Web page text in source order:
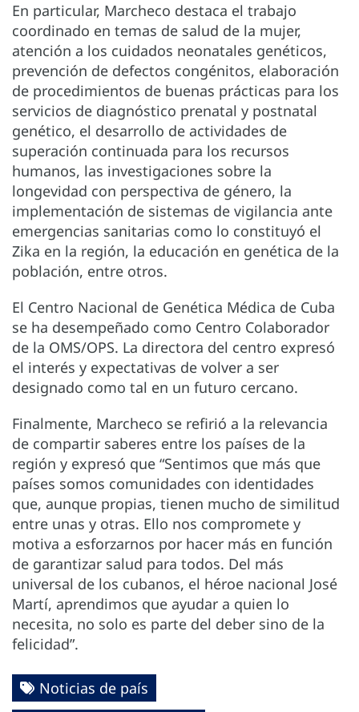
En particular, Marcheco destaca el trabajo
coordinado en temas de salud de la mujer,
atención a los cuidados neonatales genéticos,
prevención de defectos congénitos, elaboración
de procedimientos de buenas prácticas para los
servicios de diagnóstico prenatal y postnatal
genético, el desarrollo de actividades de
superación continuada para los recursos
humanos, las investigaciones sobre la
longevidad con perspectiva de género, la
implementación de sistemas de vigilancia ante
emergencias sanitarias como lo constituyó el
Zika en la región, la educación en genética de la
población, entre otros.
El Centro Nacional de Genética Médica de Cuba
se ha desempeñado como Centro Colaborador
de la OMS/OPS. La directora del centro expresó
el interés y expectativas de volver a ser
designado como tal en un futuro cercano.
Finalmente, Marcheco se refirió a la relevancia
de compartir saberes entre los países de la
región y expresó que “Sentimos que más que
países somos comunidades con identidades
que, aunque propias, tienen mucho de similitud
entre unas y otras. Ello nos compromete y
motiva a esforzarnos por hacer más en función
de garantizar salud para todos. Del más
universal de los cubanos, el héroe nacional José
Martí, aprendimos que ayudar a quien lo
necesita, no solo es parte del deber sino de la
felicidad”.
Noticias de país